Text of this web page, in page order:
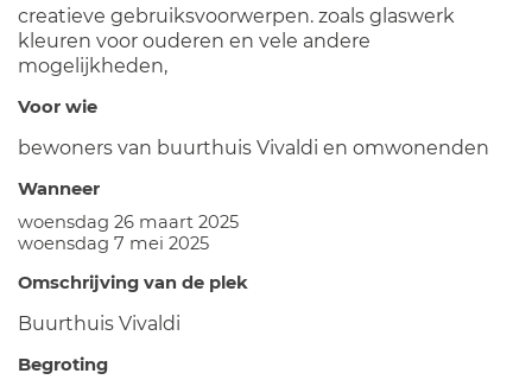
creatieve gebruiksvoorwerpen. zoals glaswerk
kleuren voor ouderen en vele andere
mogelijkheden,
Voor wie
bewoners van buurthuis Vivaldi en omwonenden
Wanneer
woensdag 26 maart 2025
woensdag 7 mei 2025
Omschrijving van de plek
Buurthuis Vivaldi
Begroting